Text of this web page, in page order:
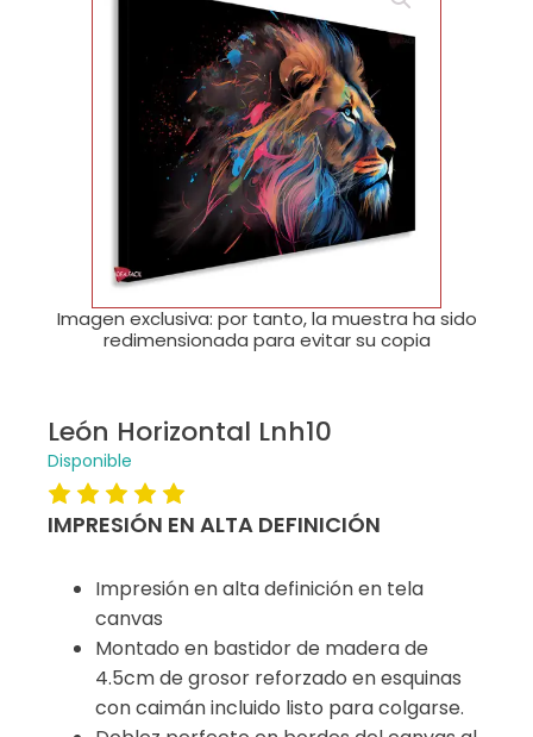
🔍
Imagen exclusiva: por tanto, la muestra ha sido
redimensionada para evitar su copia
León Horizontal Lnh10
Disponible
IMPRESIÓN EN ALTA DEFINICIÓN
Impresión en alta definición en tela
canvas
Montado en bastidor de madera de
4.5cm de grosor reforzado en esquinas
con caimán incluido listo para colgarse.